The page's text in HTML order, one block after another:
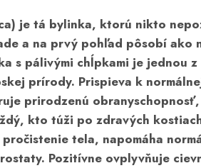
je tá bylinka, ktorú nikto
a na prvý pohľad pôsobí ako
s pálivými chĺpkami je jednou z
prírody. Prispieva k
prirodzenú obranyschopnosť
kto túži po zdravých
pročistenie tela, napomáha
. Pozitívne ovplyvňuje